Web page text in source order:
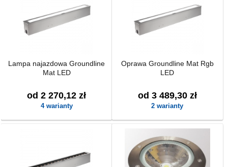
Lampa najazdowa Groundline
Mat LED
od 2 270,12 zł
4 warianty
Oprawa Groundline Mat Rgb
LED
od 3 489,30 zł
2 warianty